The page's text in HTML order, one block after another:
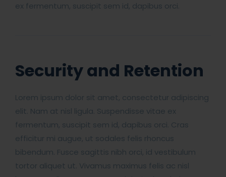
ex fermentum, suscipit sem id, dapibus orci.
Security and Retention
Lorem ipsum dolor sit amet, consectetur adipiscing
elit. Nam at nisl ligula. Suspendisse vitae ex
fermentum, suscipit sem id, dapibus orci. Cras
efficitur mi augue, ut sodales felis rhoncus
bibendum. Fusce sagittis nibh orci, id vestibulum
tortor aliquet ut. Vivamus maximus felis ac nisl